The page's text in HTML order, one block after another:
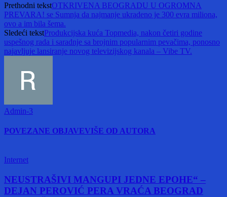
Prethodni tekstOTKRIVENA BEOGRADU U OGROMNA
PREVARA! se Sumnja da najmanje ukradeno je 300 evra miliona,
ovo a im bila šema.
Sledeći tekstProdukcijska kuća Topmedia, nakon četiri godine
uspešnog rada i saradnje sa brojnim popularnim pevačima, ponosno
najavljuje lansiranje novog televizijskog kanala – Vibe TV.
Admin-3
POVEZANE OBJAVEVIŠE OD AUTORA
Internet
NEUSTRAŠIVI MANGUPI JEDNE EPOHE“ –
DEJAN PEROVIĆ PERA VRAĆA BEOGRAD